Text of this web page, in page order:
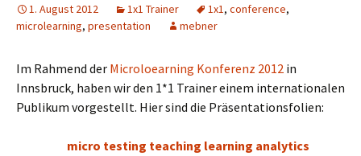
1. August 2012 1x1 Trainer 1x1, conference,
microlearning, presentation mebner
Im Rahmend der Microloearning Konferenz 2012 in
Innsbruck, haben wir den 1*1 Trainer einem internationalen
Publikum vorgestellt. Hier sind die Präsentationsfolien:
micro testing teaching learning analytics